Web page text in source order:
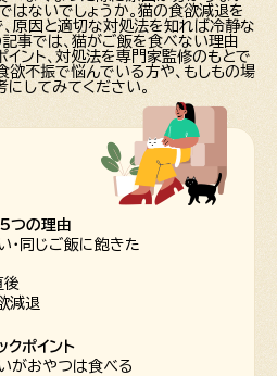
はないでしょうか。猫の食欲減退を
原因と適切な対処法を知れば冷静な
事では、猫がご飯を食べない理由
イント、対処法を専門家監修のもとで
欲不振で悩んでいる方や、もしもの場
してみてください。
つの理由
・同じご飯に飽きた
後
減退
クポイント
がおやつは食べる